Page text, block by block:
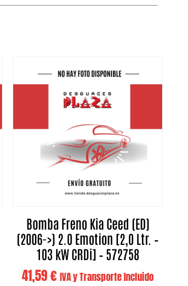
Bomba Freno Kia Ceed (ED)
(2006->) 2.0 Emotion [2,0 Ltr. –
103 kW CRDi] – 572758
41,59€ IVA y Transporte Incluido